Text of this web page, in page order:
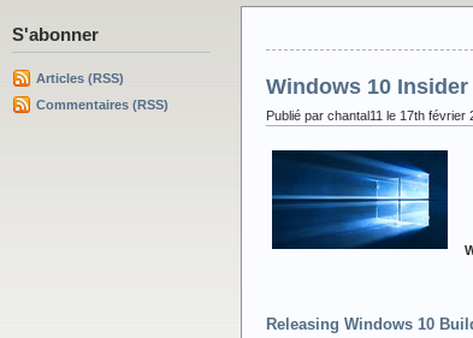
S'abonner
Articles (RSS)
Commentaires (RSS)
Windows 10 Insider
Publié par chantal11 le 17th février
Releasing Windows 10